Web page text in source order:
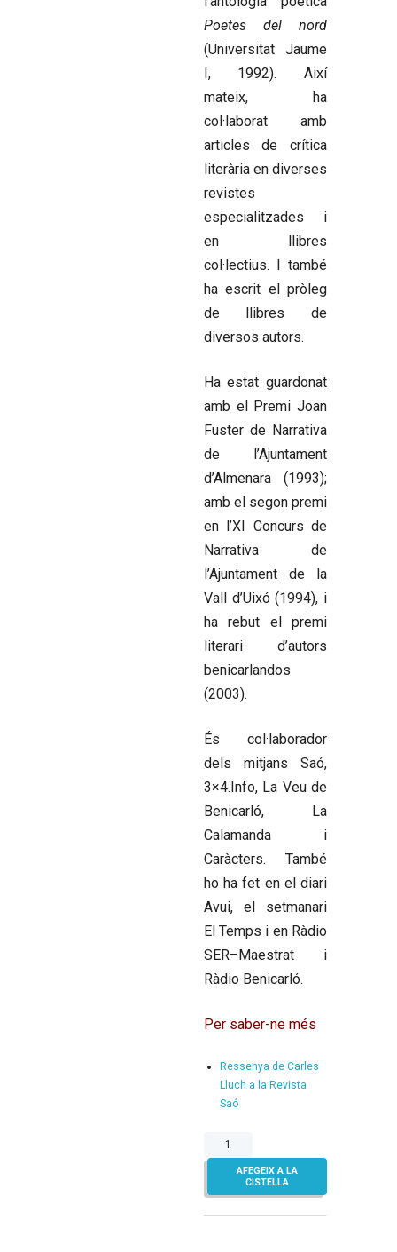
Poetes del nord
(Universitat Jaume
I, 1992). Així
mateix, ha
col·laborat amb
articles de crítica
literària en diverses
revistes
especialitzades i
en llibres
col·lectius. I també
ha escrit el pròleg
de llibres de
diversos autors.
Ha estat guardonat
amb el Premi Joan
Fuster de Narrativa
de l’Ajuntament
d’Almenara (1993);
amb el segon premi
en l’XI Concurs de
Narrativa de
l’Ajuntament de la
Vall d’Uixó (1994), i
ha rebut el premi
literari d’autors
benicarlandos
(2003).
És col·laborador
dels mitjans Saó,
3×4.Info, La Veu de
Benicarló, La
Calamanda i
Caràcters. També
ho ha fet en el diari
Avui, el setmanari
El Temps i en Ràdio
SER–Maestrat i
Ràdio Benicarló.
Per saber-ne més
Ressenya de Carles
Lluch a la Revista
Saó
quantitat
de
dies
gloriosos
AFEGEIX A LA
CISTELLA